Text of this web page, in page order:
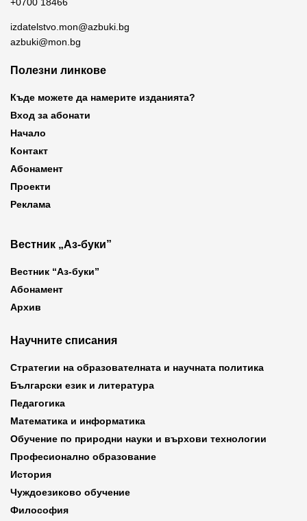
izdatelstvo.mon@azbuki.bg
azbuki@mon.bg
Полезни линкове
Къде можете да намерите изданията?
Вход за абонати
Начало
Контакт
Абонамент
Проекти
Реклама
Вестник „Аз-буки”
Вестник “Аз-буки”
Абонамент
Архив
Научните списания
Стратегии на образователната и научната политика
Български език и литература
Педагогика
Математика и информатика
Обучение по природни науки и върхови технологии
Професионално образование
История
Чуждоезиково обучение
Философия